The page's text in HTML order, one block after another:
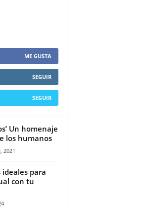
ME GUSTA
SEGUIR
SEGUIR
Un homenaje
los humanos
2021
ideales para
con tu